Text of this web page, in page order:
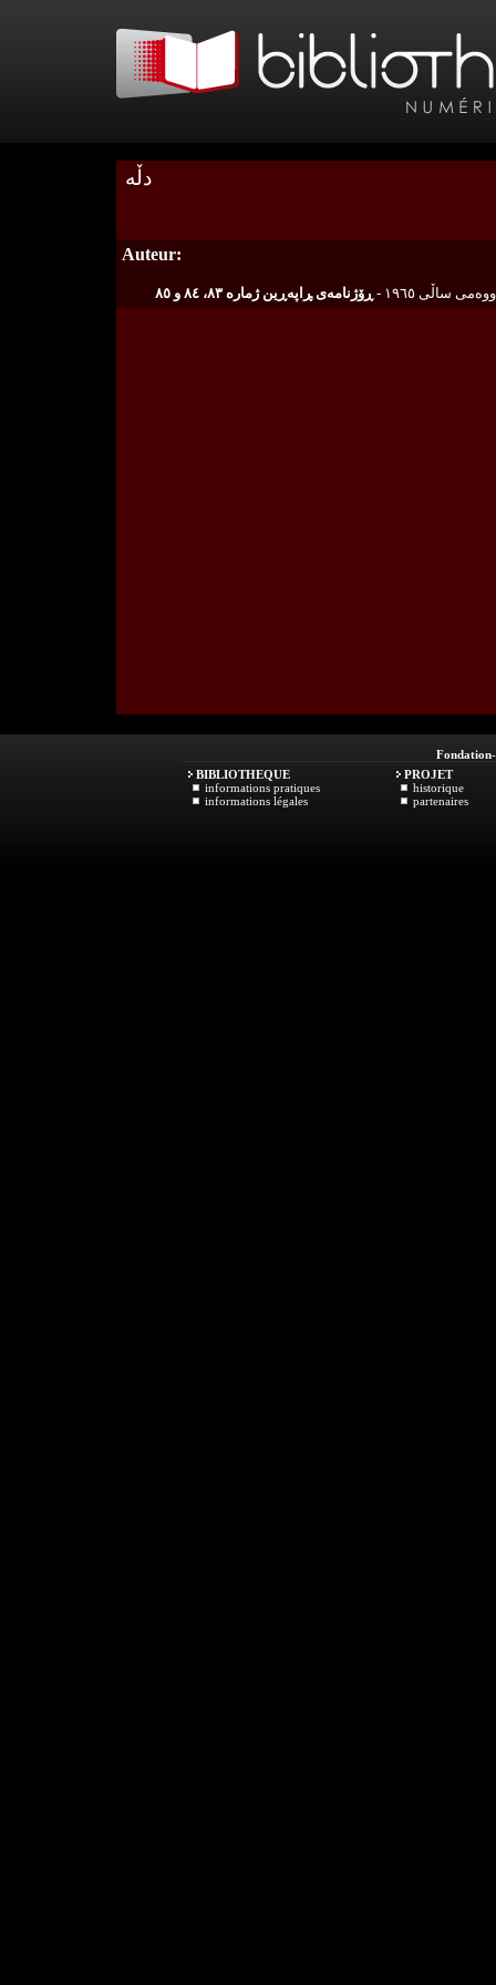
Auteur:
ڕۆژنامه‌ی ‍ڕاپه‌ڕین ژماره‌ ٨٣، ٨٤ و ٨٥
Fondation
BIBLIOTHEQUE
informations pratiques
informations légales
PROJET
historique
partenaires